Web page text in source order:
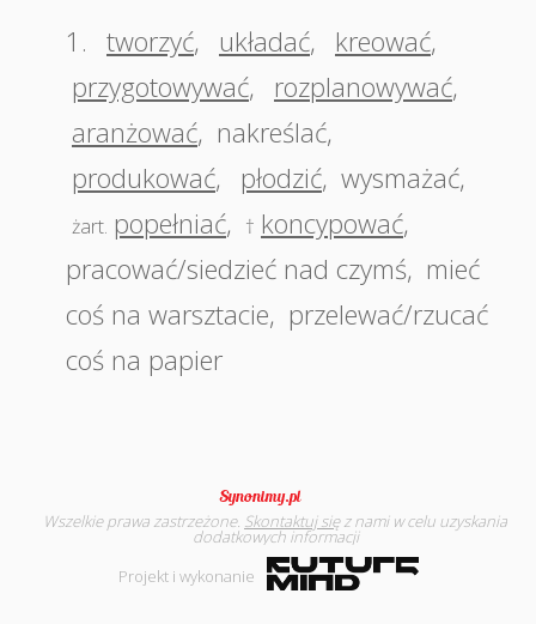
1. tworzyć, układać, kreować,
przygotowywać, rozplanowywać,
aranżować, nakreślać,
produkować, płodzić, wysmażać,
żart. popełniać, † koncypować,
pracować/siedzieć nad czymś, mieć
coś na warsztacie, przelewać/rzucać
coś na papier
Wszelkie prawa zastrzeżone. Skontaktuj sięz nami w celu uzyskania
dodatkowych informacji
Projekt i wykonanie